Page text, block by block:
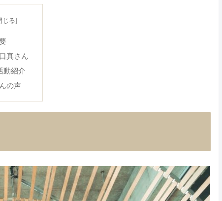
真さん
動紹介
の声